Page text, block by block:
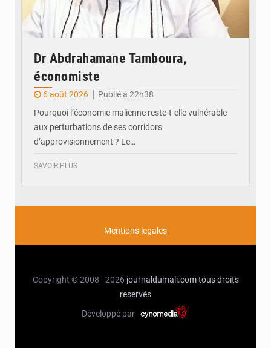
Dr Abdrahamane Tamboura,
économiste
6 août 2026
Publié à 22h38
Pourquoi l’économie malienne reste-t-elle vulnérable
aux perturbations de ses corridors
d’approvisionnement ? Le…
SAVOIR PLUS
Mentions legales
Copyright © 2008 - 2026 journaldumali.com tous droits
reservés
Développé par